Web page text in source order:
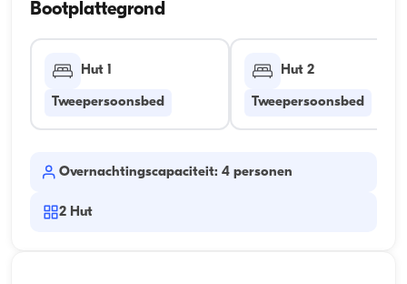
Bootplattegrond
Hut 1
Tweepersoonsbed
Hut 2
Tweepersoonsbed
Overnachtingscapaciteit: 4 personen
2 Hut